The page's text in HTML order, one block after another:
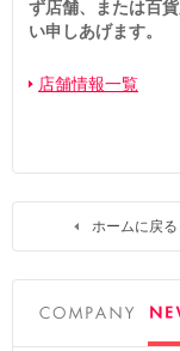
ず店舗、または百
い申しあげます。
店舗情報一覧
ホームに戻る